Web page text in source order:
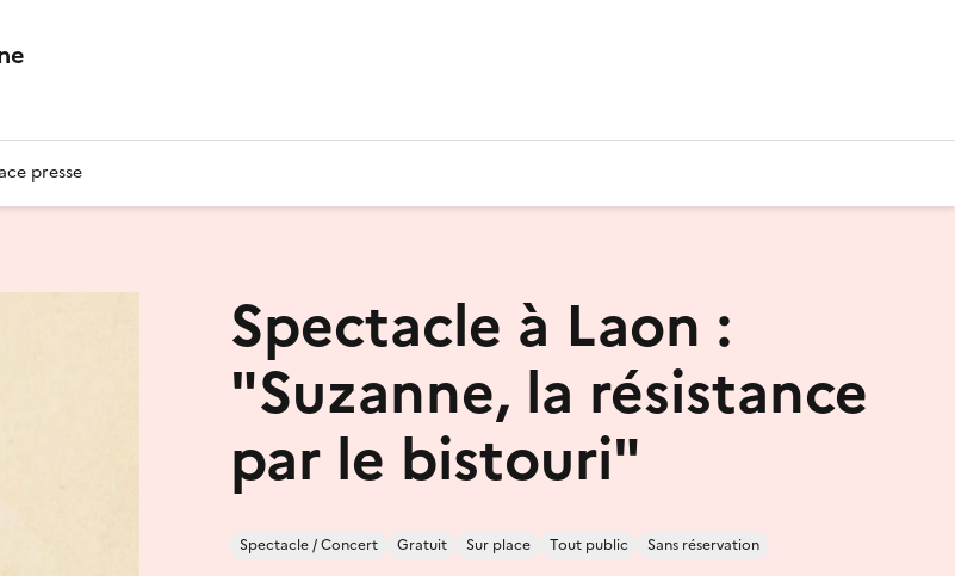
presse
Spectacle à Laon :
"Suzanne, la résistance
par le bistouri"
Spectacle / Concert Gratuit Sur place Tout public Sans réservation